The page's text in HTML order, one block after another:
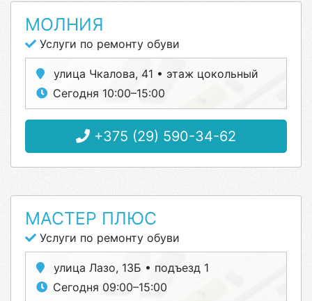
МОЛНИЯ
Услуги по ремонту обуви
улица Чкалова, 41 • этаж цокольный
Сегодня 10:00–15:00
+375 (29) 590-34-62
МАСТЕР ПЛЮС
Услуги по ремонту обуви
улица Лазо, 13Б • подъезд 1
Сегодня 09:00–15:00